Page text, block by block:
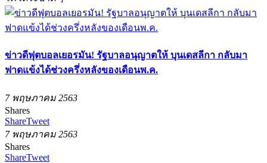
ข่าวดีฟุตบอลเยอรมัน! รัฐบาลอนุญาตให้ บุนเดสลีกา กลับมา
ฟาดแข้งได้ช่วงครึ่งหลังของเดือนพ.ค.
7 พฤษภาคม 2563
Shares
ShareTweet
7 พฤษภาคม 2563
Shares
ShareTweet